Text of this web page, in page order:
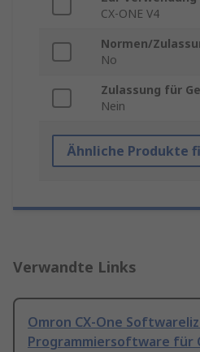
CX-ONE V4
Normen/
No
Zulassung für
Nein
Ähnliche Produkte
Verwandte Links
Omron CX-One
Programmiersoftware für